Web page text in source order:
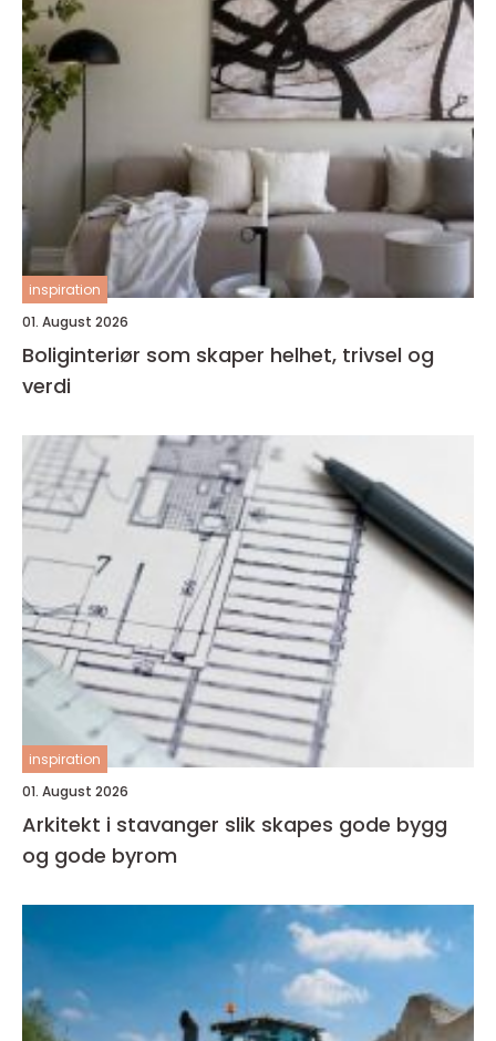
inspiration
01. August 2026
Boliginteriør som skaper helhet, trivsel og
verdi
inspiration
01. August 2026
Arkitekt i stavanger slik skapes gode bygg
og gode byrom